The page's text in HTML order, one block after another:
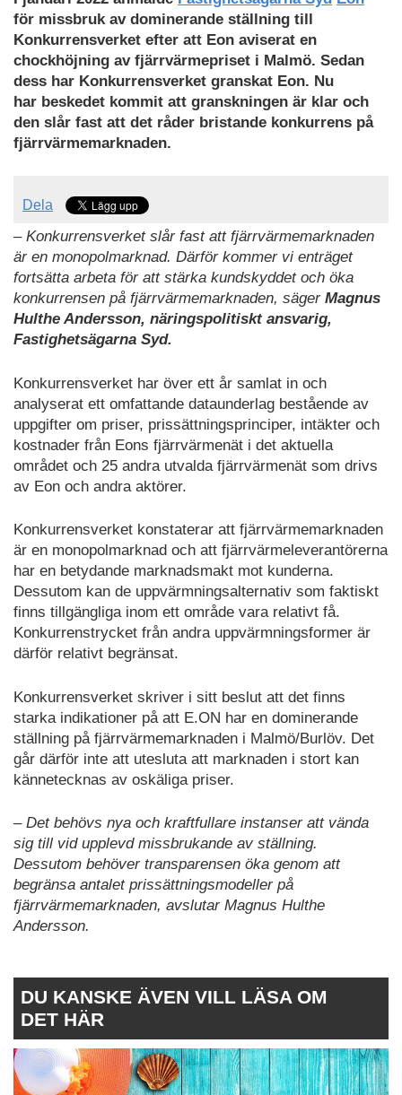
för missbruk av dominerande ställning till
Konkurrensverket efter att Eon aviserat en
chockhöjning av fjärrvärmepriset i Malmö. Sedan
dess har Konkurrensverket granskat Eon. Nu
har beskedet kommit att granskningen är klar och
den slår fast att det råder bristande konkurrens på
fjärrvärmemarknaden.
Dela
– Konkurrensverket slår fast att fjärrvärmemarknaden
är en monopolmarknad. Därför kommer vi enträget
fortsätta arbeta för att stärka kundskyddet och öka
konkurrensen på fjärrvärmemarknaden, säger Magnus
Hulthe Andersson, näringspolitiskt ansvarig,
Fastighetsägarna Syd.
Konkurrensverket har över ett år samlat in och
analyserat ett omfattande dataunderlag bestående av
uppgifter om priser, prissättningsprinciper, intäkter och
kostnader från Eons fjärrvärmenät i det aktuella
området och 25 andra utvalda fjärrvärmenät som drivs
av Eon och andra aktörer.
Konkurrensverket konstaterar att fjärrvärmemarknaden
är en monopolmarknad och att fjärrvärmeleverantörerna
har en betydande marknadsmakt mot kunderna.
Dessutom kan de uppvärmningsalternativ som faktiskt
finns tillgängliga inom ett område vara relativt få.
Konkurrenstrycket från andra uppvärmningsformer är
därför relativt begränsat.
Konkurrensverket skriver i sitt beslut att det finns
starka indikationer på att E.ON har en dominerande
ställning på fjärrvärmemarknaden i Malmö/Burlöv. Det
går därför inte att utesluta att marknaden i stort kan
kännetecknas av oskäliga priser.
– Det behövs nya och kraftfullare instanser att vända
sig till vid upplevd missbrukande av ställning.
Dessutom behöver transparensen öka genom att
begränsa antalet prissättningsmodeller på
fjärrvärmemarknaden, avslutar Magnus Hulthe
Andersson.
DU KANSKE ÄVEN VILL LÄSA OM
DET HÄR